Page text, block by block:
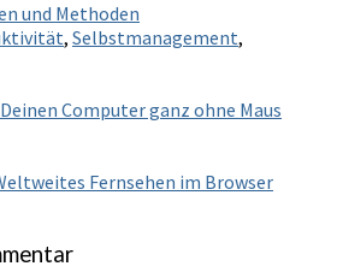
und Methoden
, Selbstmanagement,
Computer ganz ohne Maus
Fernsehen im Browser